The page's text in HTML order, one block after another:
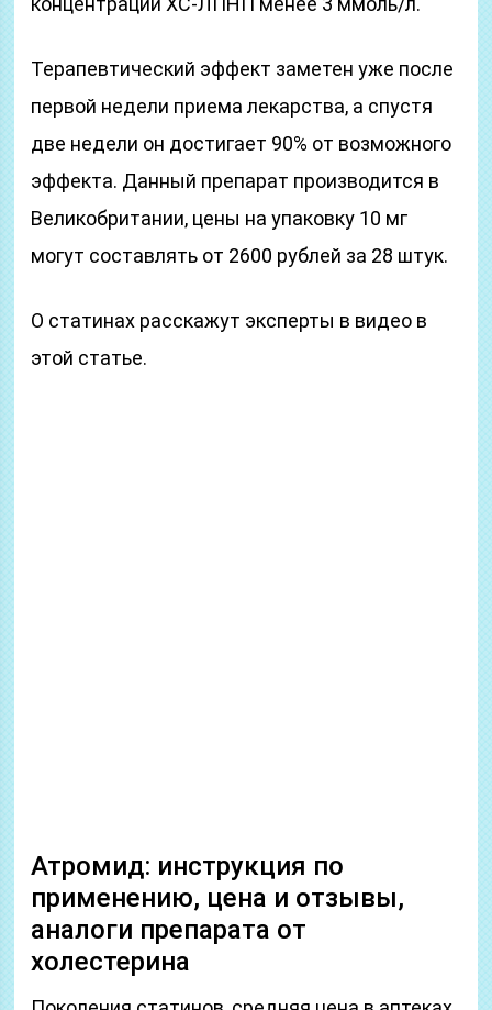
Терапевтический эффект заметен уже после
первой недели приема лекарства, а спустя
две недели он достигает 90% от возможного
эффекта. Данный препарат производится в
Великобритании, цены на упаковку 10 мг
могут составлять от 2600 рублей за 28 штук.
О статинах расскажут эксперты в видео в
этой статье.
Атромид: инструкция по
применению, цена и отзывы,
аналоги препарата от
холестерина